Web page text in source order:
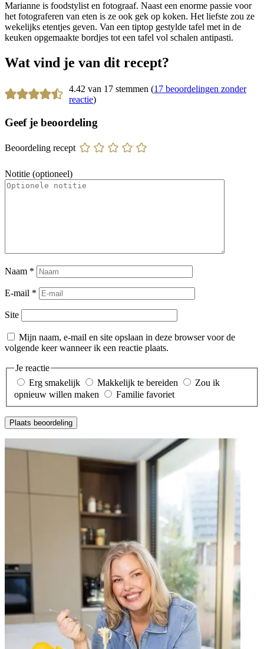
Marianne is foodstylist en fotograaf. Naast een enorme passie voor
het fotograferen van eten is ze ook gek op koken. Het liefste zou ze
wekelijks etentjes geven. Van een tiptop gestylde tafel met in de
keuken opgemaakte bordjes tot een tafel vol schalen antipasti.
Wat vind je van dit recept?
4.42 van 17 stemmen (17 beoordelingen zonder
reactie)
Geef je beoordeling
Beoordeling recept
Notitie (optioneel)
Naam *
E-mail *
Site
Mijn naam, e-mail en site opslaan in deze browser voor de
volgende keer wanneer ik een reactie plaats.
Je reactie
Erg smakelijk
Makkelijk te bereiden
Zou ik
opnieuw willen maken
Familie favoriet
Plaats beoordeling